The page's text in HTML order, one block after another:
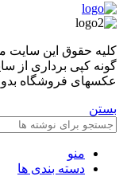
کليه حقوق اين سايت
گونه کپی برداری از
عکسهای فروشگاه
بستن
منو
دسته بندی ها